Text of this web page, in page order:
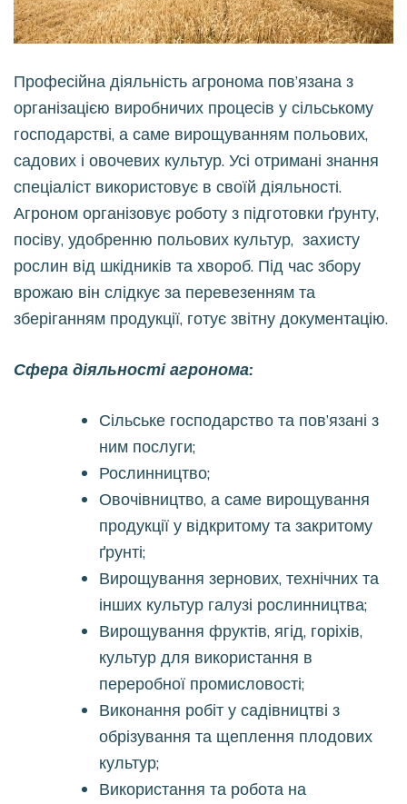
Професійна діяльність агронома пов’язана з
організацією виробничих процесів у сільському
господарстві, а саме вирощуванням польових,
садових і овочевих культур. Усі отримані знання
спеціаліст використовує в своїй діяльності.
Агроном організовує роботу з підготовки ґрунту,
посіву, удобренню польових культур, захисту
рослин від шкідників та хвороб. Під час збору
врожаю він слідкує за перевезенням та
зберіганням продукції, готує звітну документацію.
Сфера діяльності агронома:
Сільське господарство та пов’язані з
ним послуги;
Рослинництво;
Овочівництво, а саме вирощування
продукції у відкритому та закритому
ґрунті;
Вирощування зернових, технічних та
інших культур галузі рослинництва;
Вирощування фруктів, ягід, горіхів,
культур для використання в
переробної промисловості;
Виконання робіт у садівництві з
обрізування та щеплення плодових
культур;
Використання та робота на